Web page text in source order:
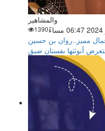
والمشاهير
1390
مميز..روان بن حسين
أنوثتها بفستان ضيق